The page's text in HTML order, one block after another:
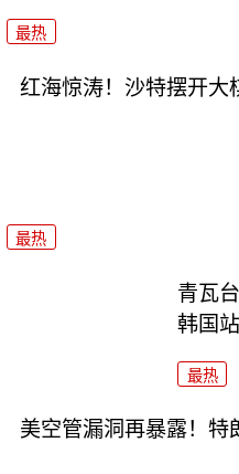
最热
红海惊涛！沙特摆开大
最热
青瓦
韩国
最热
美空管漏洞再暴露！特